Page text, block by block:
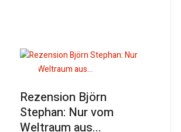
Rezension Björn
Stephan: Nur vom
Weltraum aus...